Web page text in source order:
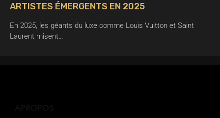
ARTISTES ÉMERGENTS EN 2025
En 2025, les géants du luxe comme Louis Vuitton et Saint
Laurent misent…